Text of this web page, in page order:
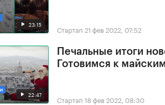
23:15 Стартап 21 фев 2022, 07:52
22:47
Печальные итоги
Готовимся к
Стартап 18 фев 2022, 08:30